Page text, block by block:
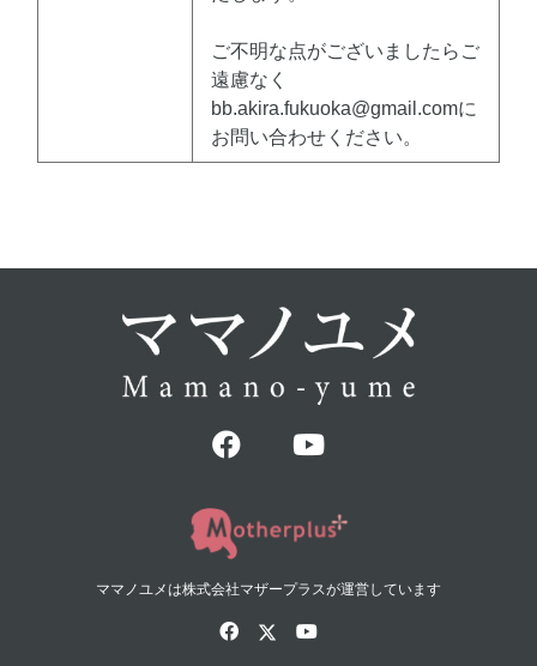
ご不明な点がございましたらご
遠慮なく
bb.akira.fukuoka@gmail.comに
お問い合わせください。
ママノユメは株式会社マザープラスが運営しています